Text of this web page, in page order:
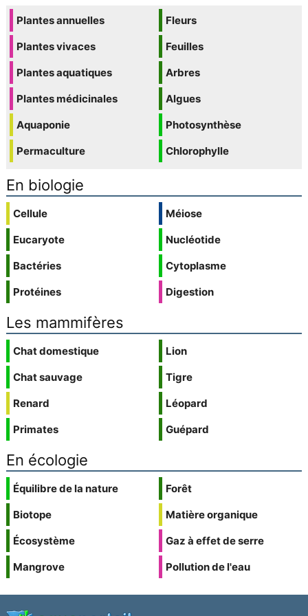
Plantes annuelles
Plantes vivaces
Plantes aquatiques
Plantes médicinales
Aquaponie
Permaculture
Fleurs
Feuilles
Arbres
Algues
Photosynthèse
Chlorophylle
En biologie
Cellule
Eucaryote
Bactéries
Protéines
Méiose
Nucléotide
Cytoplasme
Digestion
Les mammifères
Chat domestique
Chat sauvage
Renard
Primates
Lion
Tigre
Léopard
Guépard
En écologie
Équilibre de la nature
Biotope
Écosystème
Mangrove
Forêt
Matière organique
Gaz à effet de serre
Pollution de l'eau